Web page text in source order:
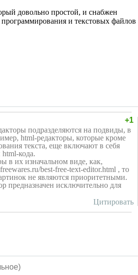
довольно простой, и снабжен
и текстовых файлов
+1
подразделяются на подвиды, в
html-редакторы, которые кроме
текста, еще включают в себя
кода.
в их изначальном виде, как,
best-free-text-editor.html , то
не являются приоритетными.
предназначен исключительно для
Цитировать